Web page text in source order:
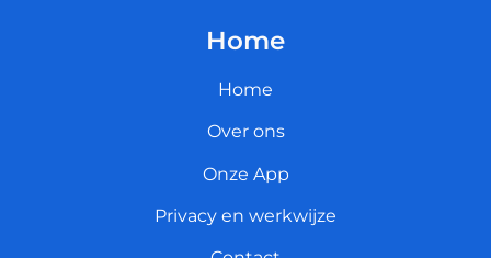
Home
Home
Over ons
Onze App
Privacy en werkwijze